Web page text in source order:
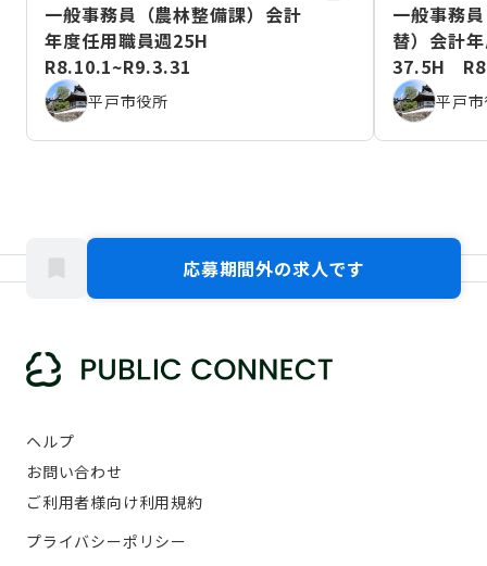
一般事務員（農林整備課）会計
年度任用職員週25H
R8.10.1~R9.3.31
平戸市役所
一般事務
替）会計
37.5H
平戸
応募期間外の求人です
ヘルプ
お問い合わせ
ご利用者様向け利用規約
プライバシーポリシー